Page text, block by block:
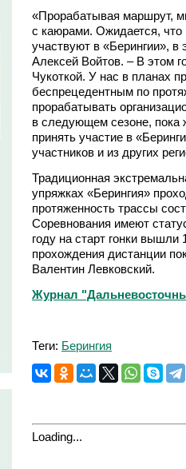
«Прорабатывая маршрут,
с каюрами. Ожидается, что
участвуют в «Берингии», в
Алексей Войтов. – В этом
Чукоткой. У нас в планах
беспрецедентным по
прорабатывать
в следующем сезоне, пока
принять участие в
участников и из других
Традиционная
упряжках «Берингия»
протяженность трассы
Соревнования имеют
году на старт гонки
прохождения дистанции
Валентин Левковский.
Журнал
Теги: Берингия
Loading...